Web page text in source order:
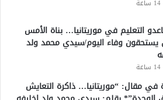
التعليم في موريتانيا… بناة الأمس
يستحقون وفاء اليوم/سيدي محمد ولد
في مقال: “موريتانيا… ذاكرة التعايش